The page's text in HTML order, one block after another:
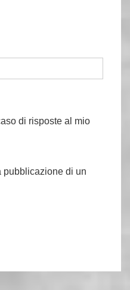
di risposte al mio
pubblicazione di un